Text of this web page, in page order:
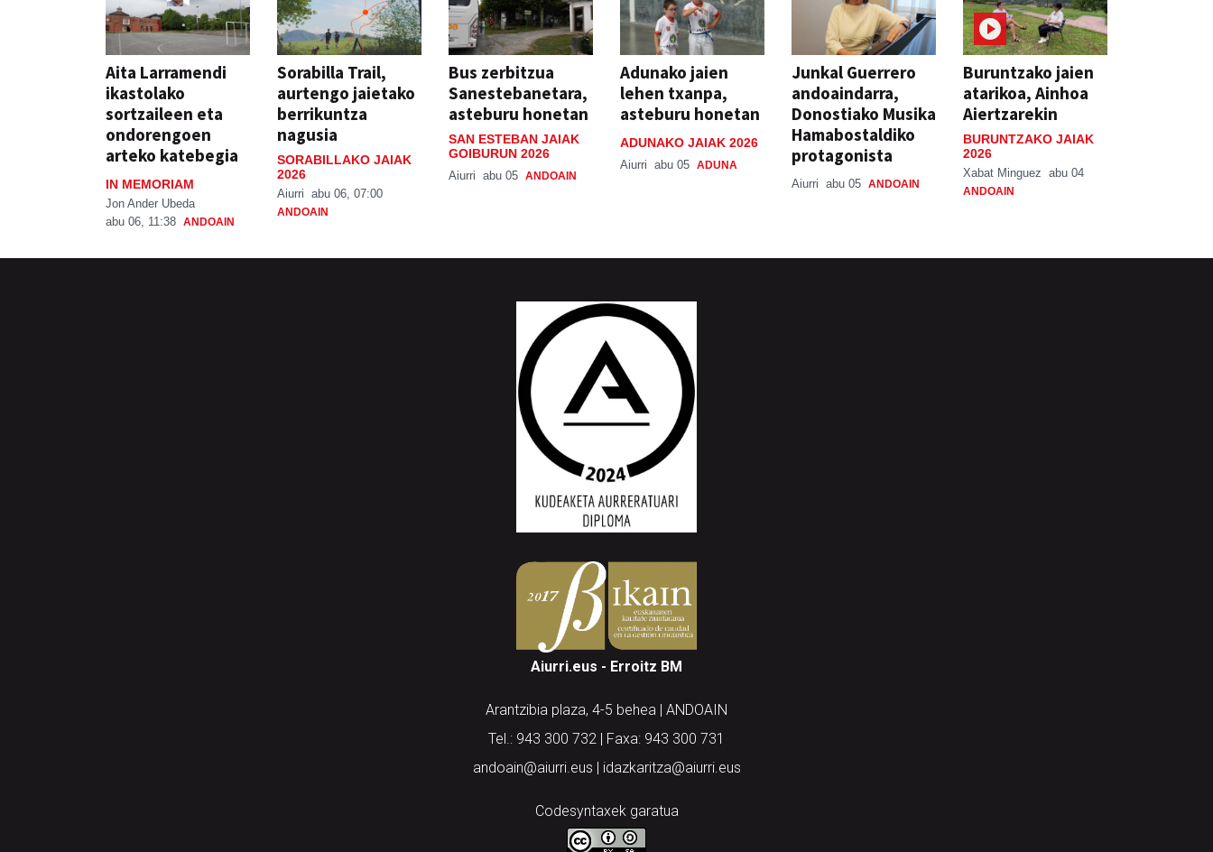
Aita Larramendi
ikastolako
sortzaileen eta
ondorengoen
arteko katebegia
IN MEMORIAM
Jon Ander Ubeda
abu 06, 11:38 ANDOAIN
Sorabilla Trail,
aurtengo jaietako
berrikuntza
nagusia
SORABILLAKO JAIAK
2026
Aiurri abu 06, 07:00
ANDOAIN
Bus zerbitzua
Sanestebanetara,
asteburu honetan
SAN ESTEBAN JAIAK
GOIBURUN 2026
Aiurri abu 05 ANDOAIN
Adunako jaien
lehen txanpa,
asteburu honetan
ADUNAKO JAIAK 2026
Aiurri abu 05 ADUNA
Junkal Guerrero
andoaindarra,
Donostiako Musika
Hamabostaldiko
protagonista
Aiurri abu 05 ANDOAIN
Buruntzako jaien
atarikoa, Ainhoa
Aiertzarekin
BURUNTZAKO JAIAK
2026
Xabat Minguez abu 04
ANDOAIN
Aiurri.eus - Erroitz BM
Arantzibia plaza, 4-5 behea | ANDOAIN
Tel.: 943 300 732 | Faxa: 943 300 731
andoain@aiurri.eus | idazkaritza@aiurri.eus
Codesyntaxek garatua